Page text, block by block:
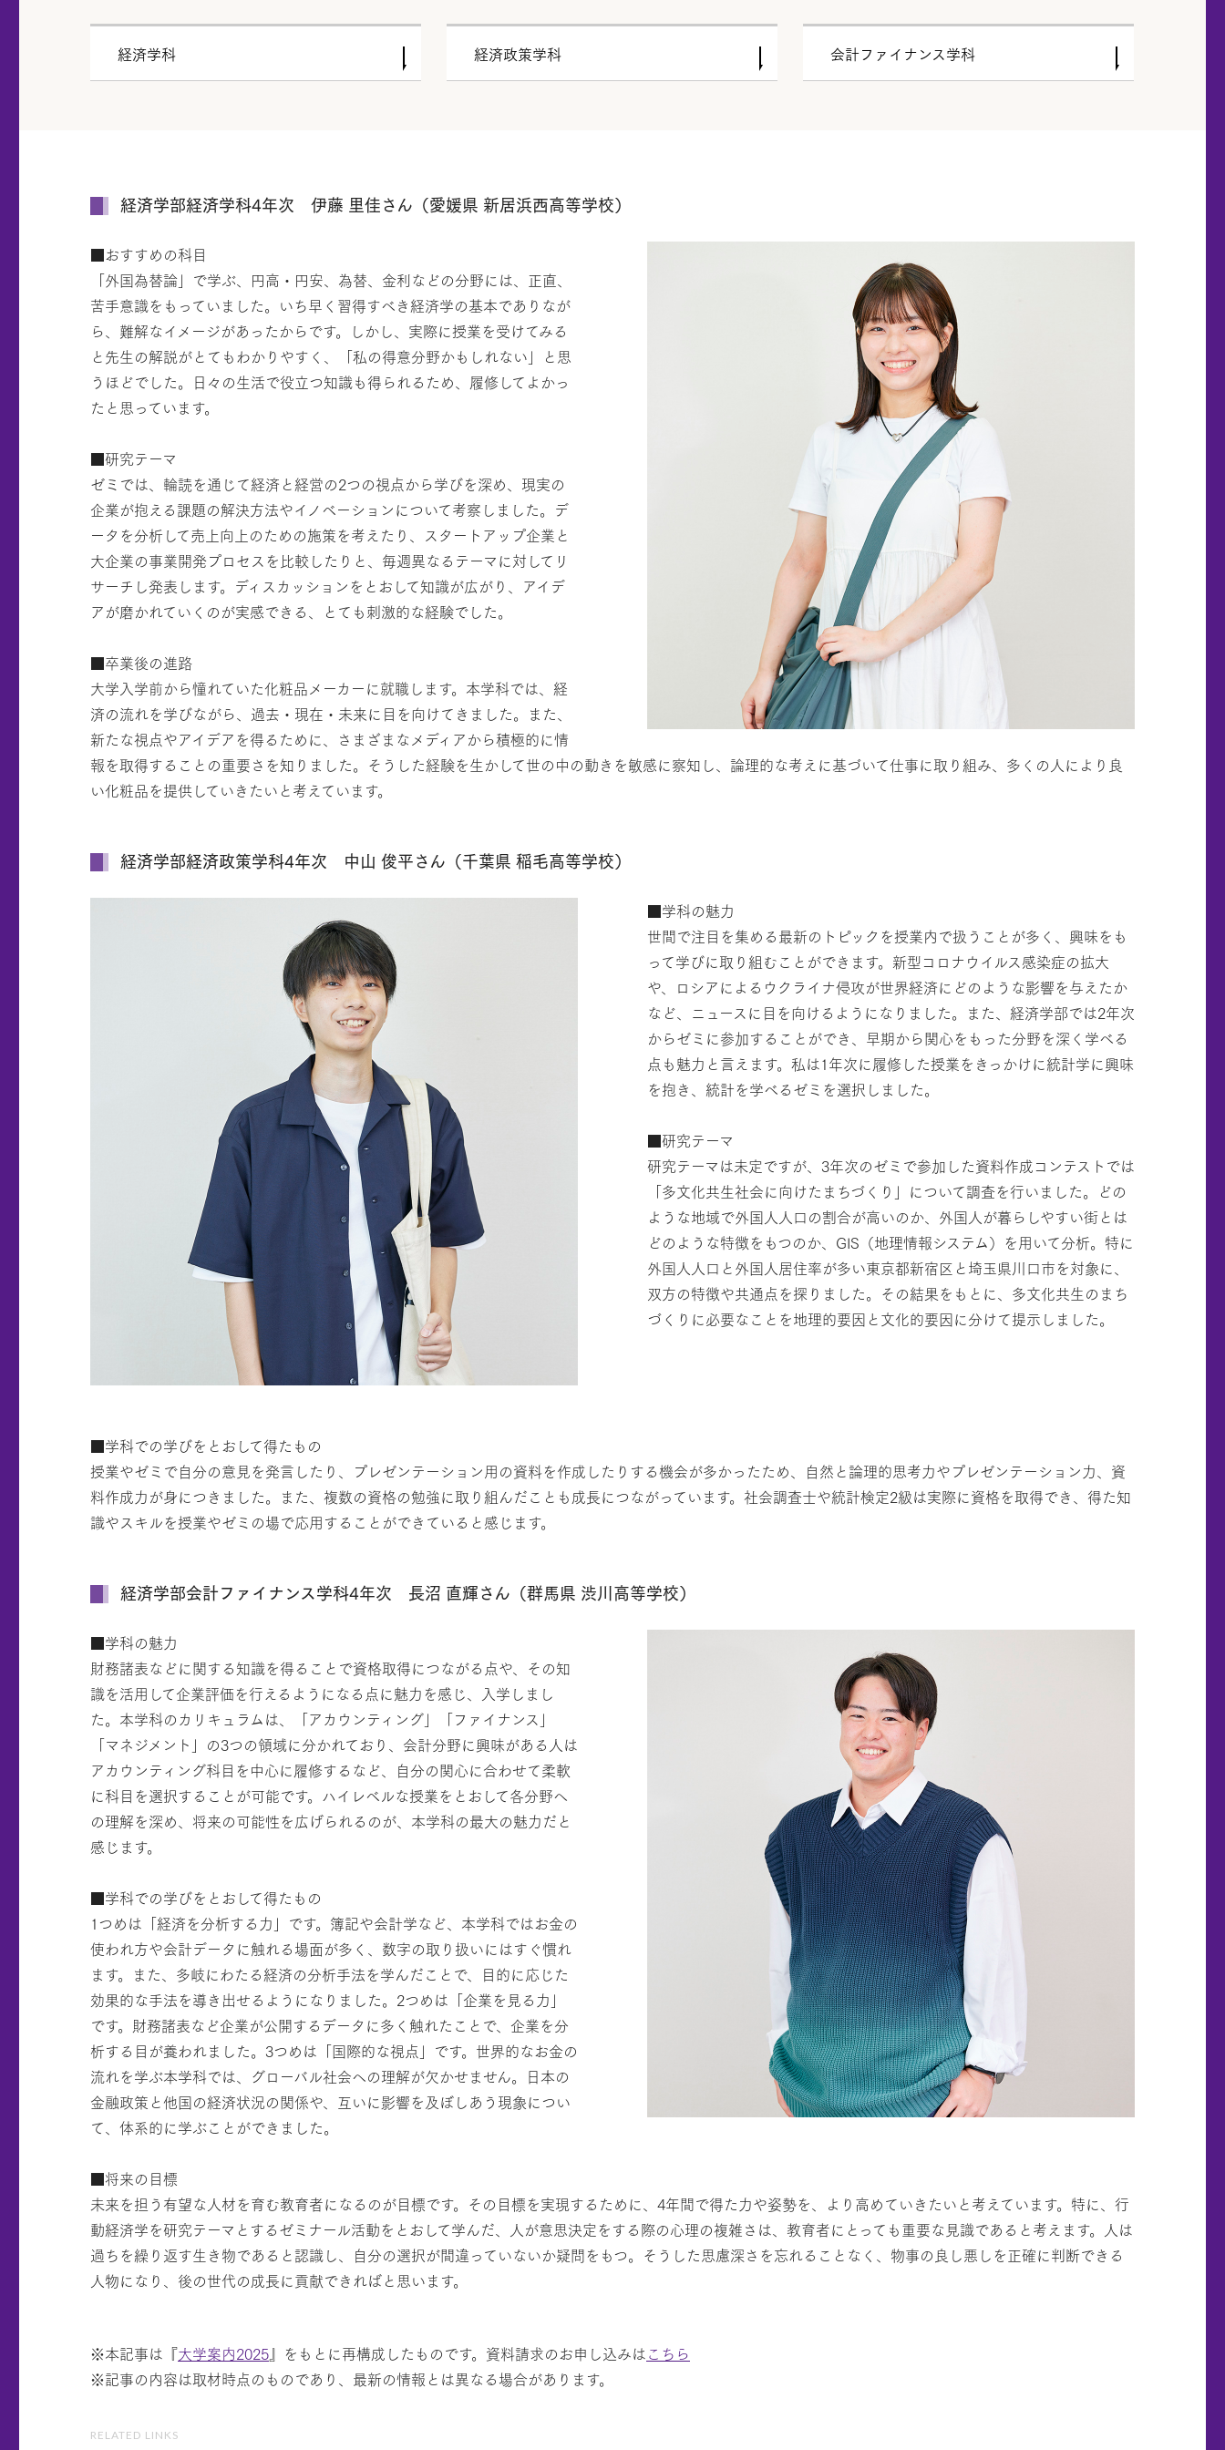
経済学科 経済政策学科 会計ファイナンス学科
経済学部経済学科4年次 伊藤 里佳さん（愛媛県 新居浜西高等学校）
■おすすめの科目
「外国為替論」で学ぶ、円高・円安、為替、金利などの分野には、正直、
苦手意識をもっていました。いち早く習得すべき経済学の基本でありなが
ら、難解なイメージがあったからです。しかし、実際に授業を受けてみる
と先生の解説がとてもわかりやすく、「私の得意分野かもしれない」と思
うほどでした。日々の生活で役立つ知識も得られるため、履修してよかっ
たと思っています。
■研究テーマ
ゼミでは、輪読を通じて経済と経営の2つの視点から学びを深め、現実の
企業が抱える課題の解決方法やイノベーションについて考察しました。デ
ータを分析して売上向上のための施策を考えたり、スタートアップ企業と
大企業の事業開発プロセスを比較したりと、毎週異なるテーマに対してリ
サーチし発表します。ディスカッションをとおして知識が広がり、アイデ
アが磨かれていくのが実感できる、とても刺激的な経験でした。
■卒業後の進路
大学入学前から憧れていた化粧品メーカーに就職します。本学科では、経
済の流れを学びながら、過去・現在・未来に目を向けてきました。また、
新たな視点やアイデアを得るために、さまざまなメディアから積極的に情
報を取得することの重要さを知りました。そうした経験を生かして世の中の動きを敏感に察知し、論理的な考えに基づいて仕事に取り組み、多くの人により良
い化粧品を提供していきたいと考えています。
経済学部経済政策学科4年次 中山 俊平さん（千葉県 稲毛高等学校）
■学科の魅力
世間で注目を集める最新のトピックを授業内で扱うことが多く、興味をも
って学びに取り組むことができます。新型コロナウイルス感染症の拡大
や、ロシアによるウクライナ侵攻が世界経済にどのような影響を与えたか
など、ニュースに目を向けるようになりました。また、経済学部では2年次
からゼミに参加することができ、早期から関心をもった分野を深く学べる
点も魅力と言えます。私は1年次に履修した授業をきっかけに統計学に興味
を抱き、統計を学べるゼミを選択しました。
■研究テーマ
研究テーマは未定ですが、3年次のゼミで参加した資料作成コンテストでは
「多文化共生社会に向けたまちづくり」について調査を行いました。どの
ような地域で外国人人口の割合が高いのか、外国人が暮らしやすい街とは
どのような特徴をもつのか、GIS（地理情報システム）を用いて分析。特に
外国人人口と外国人居住率が多い東京都新宿区と埼玉県川口市を対象に、
双方の特徴や共通点を探りました。その結果をもとに、多文化共生のまち
づくりに必要なことを地理的要因と文化的要因に分けて提示しました。
■学科での学びをとおして得たもの
授業やゼミで自分の意見を発言したり、プレゼンテーション用の資料を作成したりする機会が多かったため、自然と論理的思考力やプレゼンテーション力、資
料作成力が身につきました。また、複数の資格の勉強に取り組んだことも成長につながっています。社会調査士や統計検定2級は実際に資格を取得でき、得た知
識やスキルを授業やゼミの場で応用することができていると感じます。
経済学部会計ファイナンス学科4年次 長沼 直輝さん（群馬県 渋川高等学校）
■学科の魅力
財務諸表などに関する知識を得ることで資格取得につながる点や、その知
識を活用して企業評価を行えるようになる点に魅力を感じ、入学しまし
た。本学科のカリキュラムは、「アカウンティング」「ファイナンス」
「マネジメント」の3つの領域に分かれており、会計分野に興味がある人は
アカウンティング科目を中心に履修するなど、自分の関心に合わせて柔軟
に科目を選択することが可能です。ハイレベルな授業をとおして各分野へ
の理解を深め、将来の可能性を広げられるのが、本学科の最大の魅力だと
感じます。
■学科での学びをとおして得たもの
1つめは「経済を分析する力」です。簿記や会計学など、本学科ではお金の
使われ方や会計データに触れる場面が多く、数字の取り扱いにはすぐ慣れ
ます。また、多岐にわたる経済の分析手法を学んだことで、目的に応じた
効果的な手法を導き出せるようになりました。2つめは「企業を見る力」
です。財務諸表など企業が公開するデータに多く触れたことで、企業を分
析する目が養われました。3つめは「国際的な視点」です。世界的なお金の
流れを学ぶ本学科では、グローバル社会への理解が欠かせません。日本の
金融政策と他国の経済状況の関係や、互いに影響を及ぼしあう現象につい
て、体系的に学ぶことができました。
■将来の目標
未来を担う有望な人材を育む教育者になるのが目標です。その目標を実現するために、4年間で得た力や姿勢を、より高めていきたいと考えています。特に、行
動経済学を研究テーマとするゼミナール活動をとおして学んだ、人が意思決定をする際の心理の複雑さは、教育者にとっても重要な見識であると考えます。人は
過ちを繰り返す生き物であると認識し、自分の選択が間違っていないか疑問をもつ。そうした思慮深さを忘れることなく、物事の良し悪しを正確に判断できる
人物になり、後の世代の成長に貢献できればと思います。
※本記事は『大学案内2025』をもとに再構成したものです。資料請求のお申し込みはこちら
※記事の内容は取材時点のものであり、最新の情報とは異なる場合があります。
RELATED LINKS